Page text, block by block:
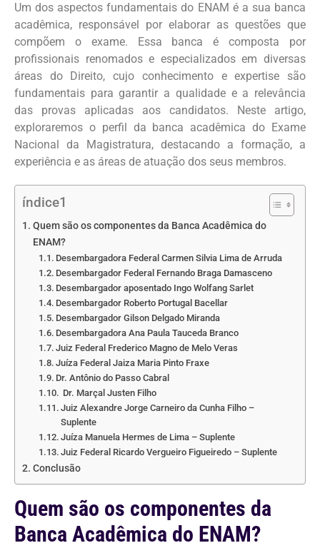
Um dos aspectos fundamentais do ENAM é a sua banca
acadêmica, responsável por elaborar as questões que
compõem o exame. Essa banca é composta por
profissionais renomados e especializados em diversas
áreas do Direito, cujo conhecimento e expertise são
fundamentais para garantir a qualidade e a relevância
das provas aplicadas aos candidatos. Neste artigo,
exploraremos o perfil da banca acadêmica do Exame
Nacional da Magistratura, destacando a formação, a
experiência e as áreas de atuação dos seus membros.
índice1
Quem são os componentes da Banca Acadêmica do
ENAM?
Desembargadora Federal Carmen Silvia Lima de Arruda
Desembargador Federal Fernando Braga Damasceno
Desembargador aposentado Ingo Wolfang Sarlet
Desembargador Roberto Portugal Bacellar
Desembargador Gilson Delgado Miranda
Desembargadora Ana Paula Tauceda Branco
Juiz Federal Frederico Magno de Melo Veras
Juíza Federal Jaiza Maria Pinto Fraxe
Dr. Antônio do Passo Cabral
Dr. Marçal Justen Filho
Juiz Alexandre Jorge Carneiro da Cunha Filho –
Suplente
Juíza Manuela Hermes de Lima – Suplente
Juiz Federal Ricardo Vergueiro Figueiredo – Suplente
Conclusão
Quem são os componentes da
Banca Acadêmica do ENAM?